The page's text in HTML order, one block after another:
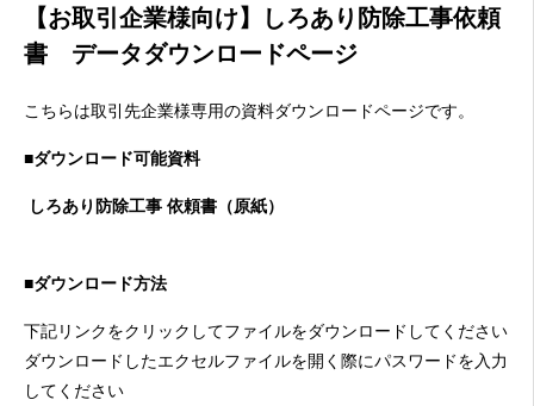
【お取引企業様向け】しろあり防除工事依頼
書 データダウンロードページ
こちらは取引先企業様専用の資料ダウンロードページです。
■ダウンロード可能資料
しろあり防除工事 依頼書（原紙）
■ダウンロード方法
下記リンクをクリックしてファイルをダウンロードしてください
ダウンロードしたエクセルファイルを開く際にパスワードを入力
してください